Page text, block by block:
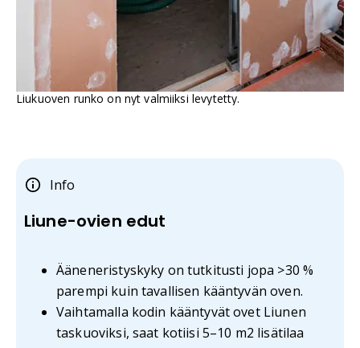
Liukuoven runko on nyt valmiiksi levytetty.
Info
Liune-ovien edut
Ääneneristyskyky on tutkitusti jopa >30 %
parempi kuin tavallisen kääntyvän oven.
Vaihtamalla kodin kääntyvät ovet Liunen
taskuoviksi, saat kotiisi 5–10 m2 lisätilaa